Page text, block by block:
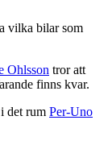
vilka bilar som
Ohlsson tror att
finns kvar.
det rum Per-Uno